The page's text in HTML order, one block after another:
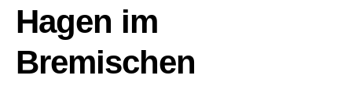
Hagen im
Bremischen